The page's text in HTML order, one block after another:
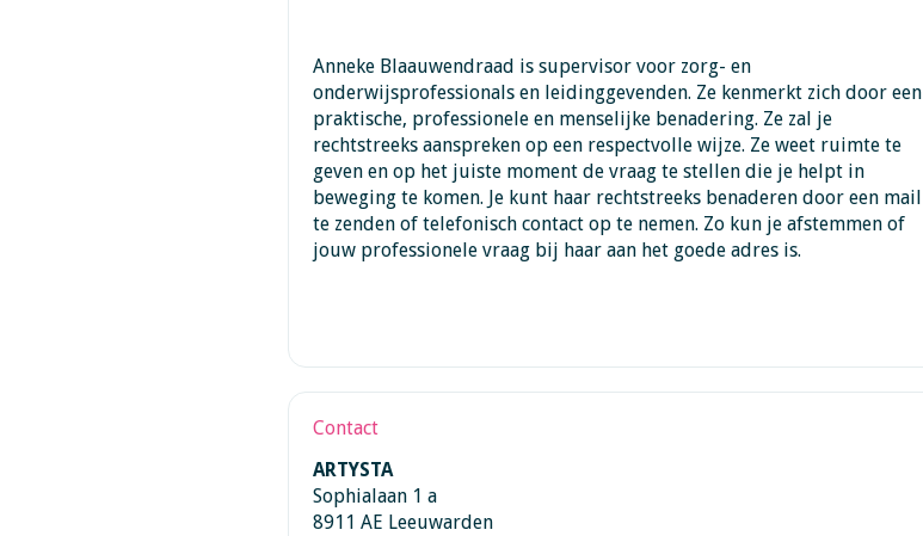
Anneke Blaauwendraad is supervisor voor zorg- en
onderwijsprofessionals en leidinggevenden. Ze kenmerkt zich door een
praktische, professionele en menselijke benadering. Ze zal je
rechtstreeks aanspreken op een respectvolle wijze. Ze weet ruimte te
geven en op het juiste moment de vraag te stellen die je helpt in
beweging te komen. Je kunt haar rechtstreeks benaderen door een mail
te zenden of telefonisch contact op te nemen. Zo kun je afstemmen of
jouw professionele vraag bij haar aan het goede adres is.
Contact
ARTYSTA
Sophialaan 1 a
8911 AE Leeuwarden